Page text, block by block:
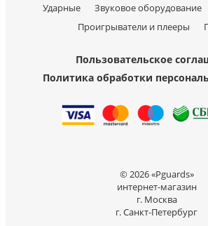
Ударные
Звуковое оборудование
Проигрыватели и плееры
Пользовательское
Политика обработки
© 2026 «Pguards»
интернет-магазин
г. Москва
г. Санкт-Петербург